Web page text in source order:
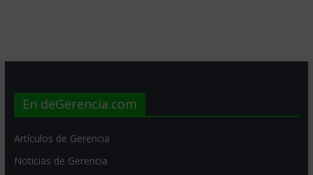
En deGerencia.com
Artículos de Gerencia
Noticias de Gerencia